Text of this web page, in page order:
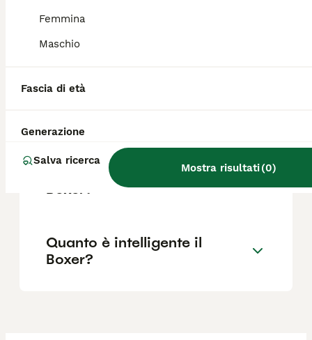
Femmina
Maschio
Fascia di età
Generazione
Salva ricerca
Mostra risultati(0)
Quali sono i difetti del
Quanto vive in media un
Boxer?
Quanto è intelligente il
Boxer?